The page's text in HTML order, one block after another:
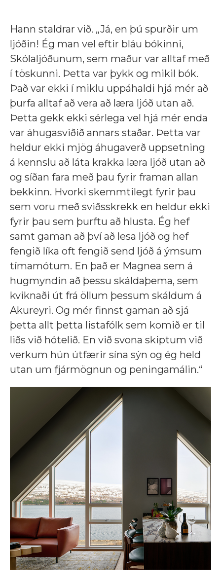
Hann staldrar við. „Já, en þú spurðir um
ljóðin! Ég man vel eftir bláu bókinni,
Skólaljóðunum, sem maður var alltaf með
í töskunni. Þetta var þykk og mikil bók.
Það var ekki í miklu uppáhaldi hjá mér að
þurfa alltaf að vera að læra ljóð utan að.
Þetta gekk ekki sérlega vel hjá mér enda
var áhugasviðið annars staðar. Þetta var
heldur ekki mjög áhugaverð uppsetning
á kennslu að láta krakka læra ljóð utan að
og síðan fara með þau fyrir framan allan
bekkinn. Hvorki skemmtilegt fyrir þau
sem voru með sviðsskrekk en heldur ekki
fyrir þau sem þurftu að hlusta. Ég hef
samt gaman að því að lesa ljóð og hef
fengið líka oft fengið send ljóð á ýmsum
tímamótum. En það er Magnea sem á
hugmyndin að þessu skáldaþema, sem
kviknaði út frá öllum þessum skáldum á
Akureyri. Og mér finnst gaman að sjá
þetta allt þetta listafólk sem komið er til
liðs við hótelið. En við svona skiptum við
verkum hún útfærir sína sýn og ég held
utan um fjármögnun og peningamálin.“